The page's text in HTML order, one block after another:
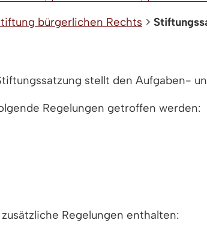
bürgerlichen Rechts >
stellt den Aufgaben-
Regelungen getroffen werden:
Regelungen enthalten: